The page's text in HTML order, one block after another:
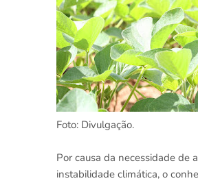
Foto: Divulgação.
Por causa da necessidade de
instabilidade climática, o